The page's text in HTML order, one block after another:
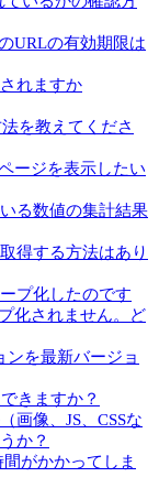
URLの有効期限は
れますか
を教えてくださ
ージを表示したい
る数値の集計結果
得する方法はあり
プ化したのです
化されません。ど
ンを最新バージョ
きますか？
画像、JS、CSSな
か？
がかかってしま